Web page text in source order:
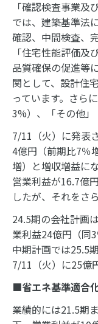
「確認検査事業及
では、建築基準法
確認、中間検査、
「住宅性能評価
品質確保の促進等
関として、設計住
っています。さら
3%）、「その他」
7/11（火）に発表
4億円（前期比7％
増）と増収増益に
営業利益が16.7億
したが、それをさ
24.5期の会社計画
業利益24億円（同
中期計画では25.5
7/11（火）に25億
■省エネ基準適合
業績的には21.5期